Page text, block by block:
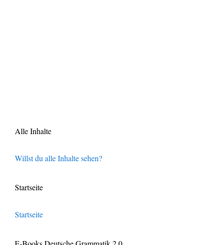
Alle Inhalte
Willst du alle Inhalte sehen?
Startseite
Startseite